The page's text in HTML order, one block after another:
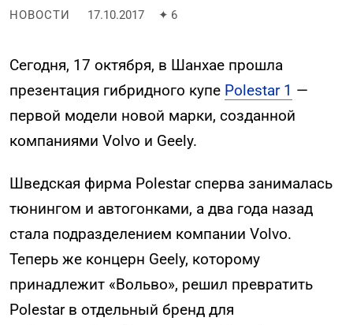
НОВОСТИ 17.10.2017 ✦ 6
Сегодня, 17 октября, в Шанхае прошла
презентация гибридного купе Polestar 1 —
первой модели новой марки, созданной
компаниями Volvo и Geely.
Шведская фирма Polestar сперва занималась
тюнингом и автогонками, а два года назад
стала подразделением компании Volvo.
Теперь же концерн Geely, которому
принадлежит «Вольво», решил превратить
Polestar в отдельный бренд для